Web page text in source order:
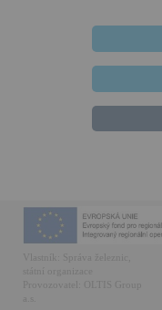
Vlastník:
Správa železnic,
OLTIS Group